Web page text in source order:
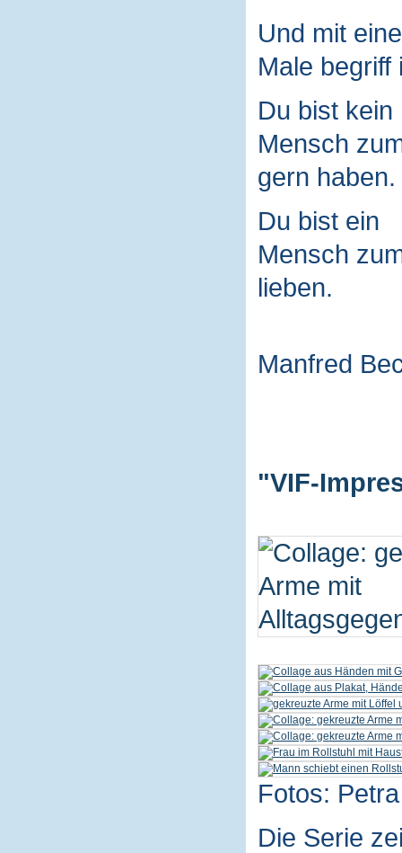
Und mit
Male begriff
Du bist kein
Mensch
gern haben.
Du bist ein
Mensch
lieben.
Manfred
"VIF-
Fotos:
Die Serie